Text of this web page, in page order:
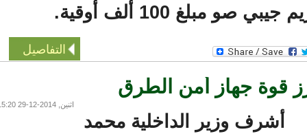
مبلغ 100 ألف أوقية.
التفاصيل
قوة جهاز أمن الطرق
اثنين, 2014-12-29 15:20
أشرف وزير الداخلية محمد